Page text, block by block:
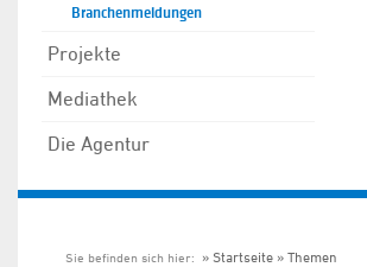
Branchenmeldungen
Projekte
Mediathek
Die Agentur
Sie befinden sich hier: Startseite
Themen